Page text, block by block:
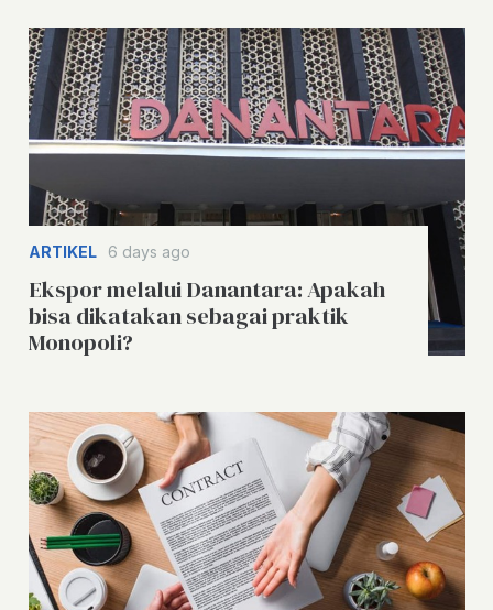
ARTIKEL 6 days ago
Ekspor melalui Danantara: Apakah
bisa dikatakan sebagai praktik
Monopoli?